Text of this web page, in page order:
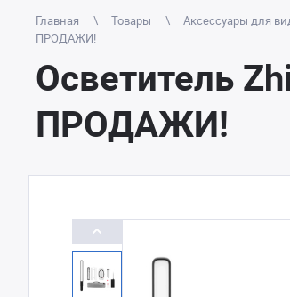
Главная Товары Аксессуары для
ПРОДАЖИ!
Осветитель
ПРОДАЖИ!